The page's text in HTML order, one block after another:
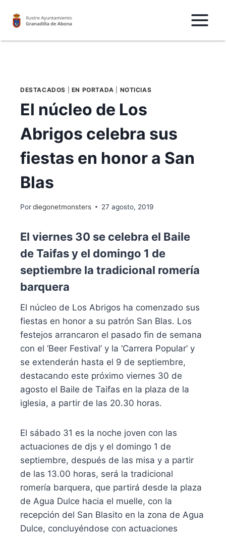
DESTACADOS EN PORTADA NOTICIAS
El núcleo de Los
Abrigos celebra sus
fiestas en honor a San
Blas
Pordiegonetmonsters 27 agosto, 2019
El viernes 30 se celebra el Baile
de Taifas y el domingo 1 de
septiembre la tradicional romería
barquera
El núcleo de Los Abrigos ha comenzado sus
fiestas en honor a su patrón San Blas. Los
festejos arrancaron el pasado fin de semana
con el ‘Beer Festival’ y la ‘Carrera Popular’ y
se extenderán hasta el 9 de septiembre,
destacando este próximo viernes 30 de
agosto el Baile de Taifas en la plaza de la
iglesia, a partir de las 20.30 horas.
El sábado 31 es la noche joven con las
actuaciones de djs y el domingo 1 de
septiembre, después de las misa y a partir
de las 13.00 horas, será la tradicional
romería barquera, que partirá desde la plaza
de Agua Dulce hacia el muelle, con la
recepción del San Blasito en la zona de Agua
Dulce, concluyéndose con actuaciones